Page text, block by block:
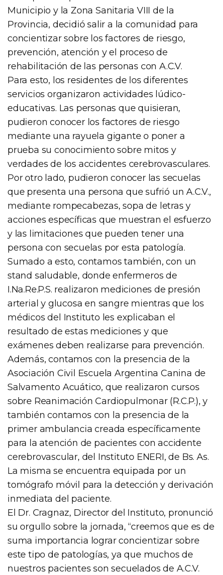
Municipio y la Zona Sanitaria VIII de la
Provincia, decidió salir a la comunidad para
concientizar sobre los factores de riesgo,
prevención, atención y el proceso de
rehabilitación de las personas con A.C.V.
Para esto, los residentes de los diferentes
servicios organizaron actividades lúdico-
educativas. Las personas que quisieran,
pudieron conocer los factores de riesgo
mediante una rayuela gigante o poner a
prueba su conocimiento sobre mitos y
verdades de los accidentes cerebrovasculares.
Por otro lado, pudieron conocer las secuelas
que presenta una persona que sufrió un A.C.V.,
mediante rompecabezas, sopa de letras y
acciones específicas que muestran el esfuerzo
y las limitaciones que pueden tener una
persona con secuelas por esta patología.
Sumado a esto, contamos también, con un
stand saludable, donde enfermeros de
I.Na.Re.P.S. realizaron mediciones de presión
arterial y glucosa en sangre mientras que los
médicos del Instituto les explicaban el
resultado de estas mediciones y que
exámenes deben realizarse para prevención.
Además, contamos con la presencia de la
Asociación Civil Escuela Argentina Canina de
Salvamento Acuático, que realizaron cursos
sobre Reanimación Cardiopulmonar (R.C.P.), y
también contamos con la presencia de la
primer ambulancia creada específicamente
para la atención de pacientes con accidente
cerebrovascular, del Instituto ENERI, de Bs. As.
La misma se encuentra equipada por un
tomógrafo móvil para la detección y derivación
inmediata del paciente.
El Dr. Cragnaz, Director del Instituto, pronunció
su orgullo sobre la jornada, “creemos que es de
suma importancia lograr concientizar sobre
este tipo de patologías, ya que muchos de
nuestros pacientes son secuelados de A.C.V.